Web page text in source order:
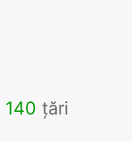
140 țări